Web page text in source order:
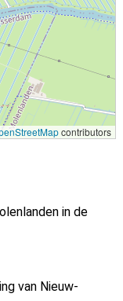
contributors
in de
van Nieuw-